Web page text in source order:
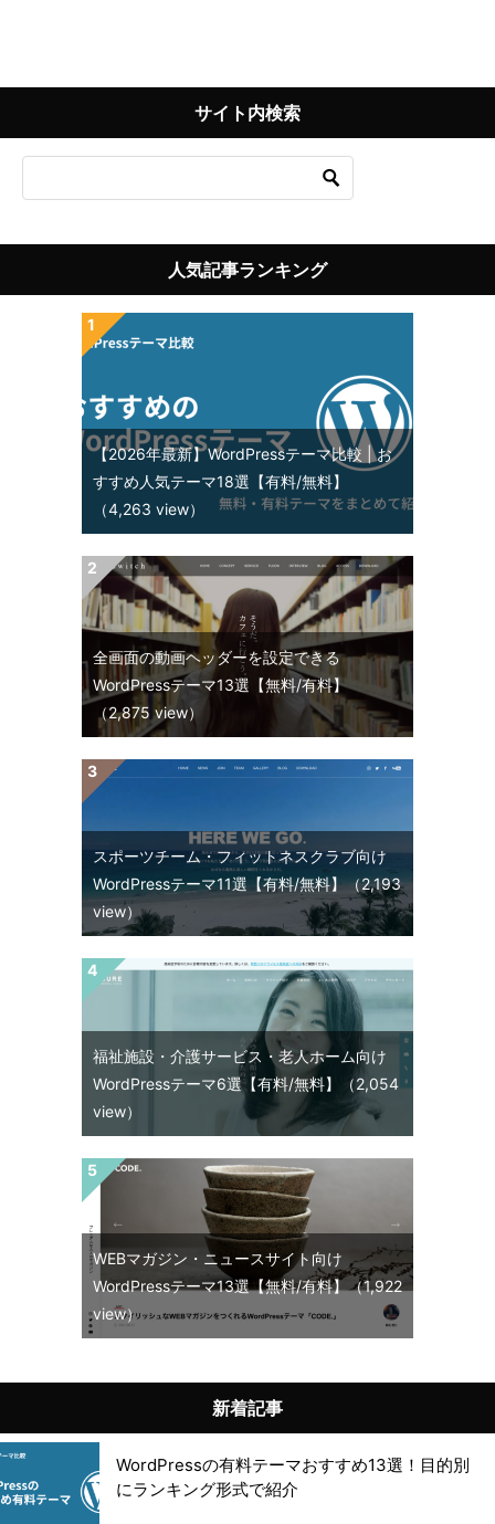
サイト内検索
人気記事ランキング
【2026年最新】WordPressテーマ比較 | お
すすめ人気テーマ18選【有料/無料】
（4,263 view）
全画面の動画ヘッダーを設定できる
WordPressテーマ13選【無料/有料】
（2,875 view）
スポーツチーム・フィットネスクラブ向け
WordPressテーマ11選【有料/無料】（2,193
view）
福祉施設・介護サービス・老人ホーム向け
WordPressテーマ6選【有料/無料】
（2,054
view）
WEBマガジン・ニュースサイト向け
WordPressテーマ13選【無料/有料】（1,922
view）
新着記事
WordPressの有料テーマおすすめ13選！目的別
にランキング形式で紹介